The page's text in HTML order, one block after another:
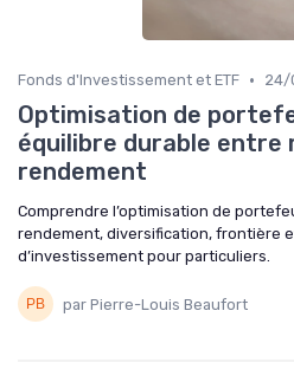
Fonds d'Investissement et ETF • 24/
Optimisation de
équilibre durable entre
rendement
Comprendre l’optimisation de
rendement, diversification, frontière
d’investissement pour particuliers.
par Pierre-Louis Beaufort